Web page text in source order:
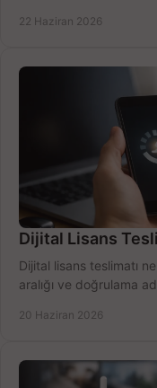
22 Haziran 2026
Dijital Lisans
Dijital lisans teslimatı
aralığı ve doğrulama
20 Haziran 2026